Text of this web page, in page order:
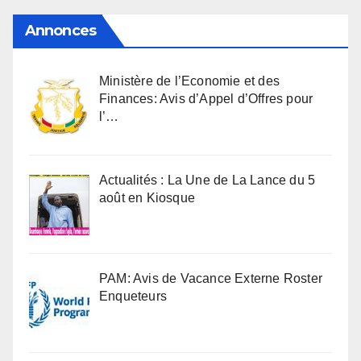
Annonces
Ministère de l’Economie et des
Finances: Avis d’Appel d’Offres pour
l’…
Actualités : La Une de La Lance du 5
août en Kiosque
PAM: Avis de Vacance Externe Roster
Enqueteurs